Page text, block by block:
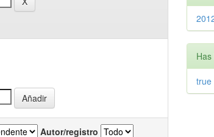
Autor/registro
true